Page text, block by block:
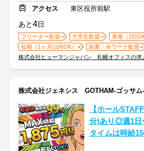
アクセス 東区役所前駅
あと4日
フリーター歓迎 大学生歓迎
単発（1日OK
短期（1ヶ月以内OK）
副業・Ｗワーク歓迎
株式会社ヒューマンジャパン 札幌オフィスの求
株式会社ジェネシス GOTHAM-ゴッサム-
【ホール
分)あり◎週1日
タイムは時給